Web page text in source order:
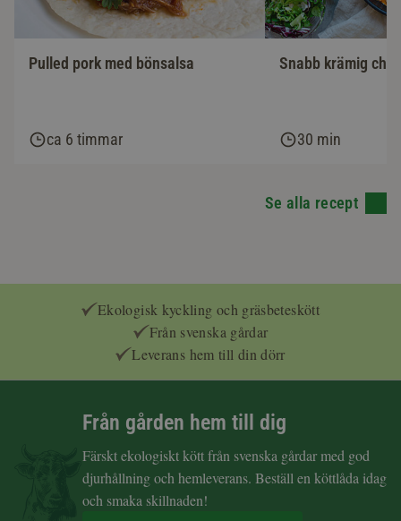
Pulled pork med bönsalsa
ca 6 timmar
Snabb krämig
30 min
Se alla recept
Ekologisk kyckling och gräsbeteskött
Från svenska gårdar
Leverans hem till din dörr
Från gården hem till dig
Färskt ekologiskt kött från svenska gårdar med god
djurhållning och hemleverans. Beställ en köttlåda idag
och smaka skillnaden!